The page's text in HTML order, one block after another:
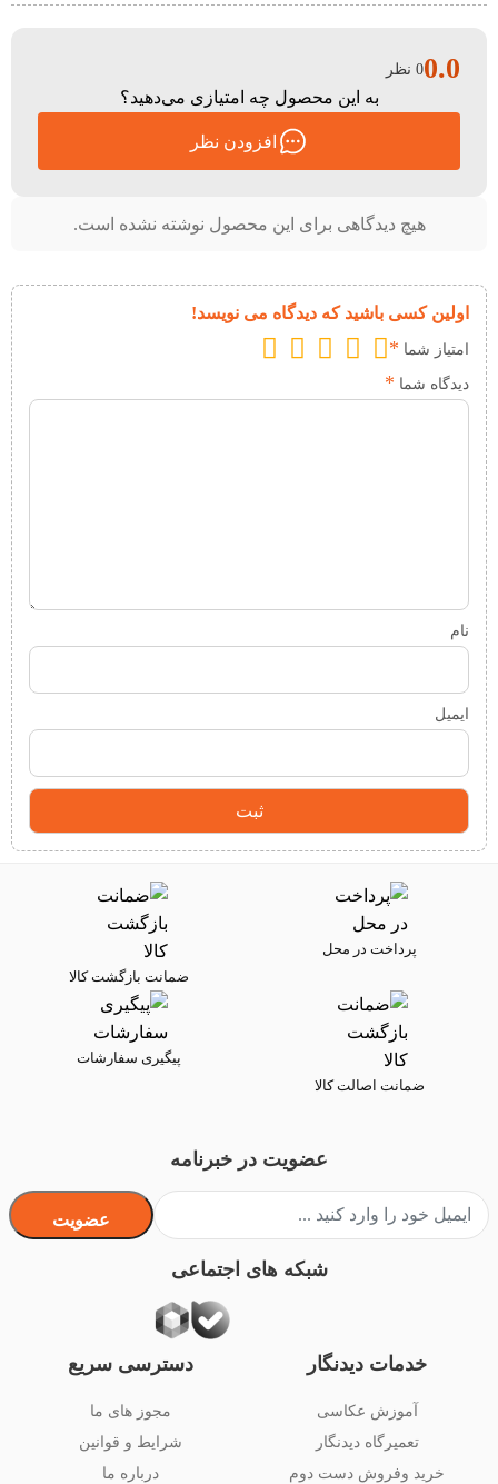
هیچ دیدگاهی برای این محصول نوشته نشده است.
اولین کسی باشید که دیدگاه می نویسد!
امتیاز شما *
دیدگاه شما *
نام
ایمیل
0.00 نظر
به این محصول چه امتیازی می‌دهید؟
افزودن نظر
پرداخت در محل
ضمانت بازگشت کالا
ضمانت اصالت کالا
پیگیری سفارشات
خدمات دیدنگار
آموزش عکاسی
تعمیرگاه دیدنگار
خرید وفروش دست دوم
دسترسی سریع
مجوز های ما
شرایط و قوانین
درباره ما
عضویت در خبرنامه
عضویت
شبکه های اجتماعی